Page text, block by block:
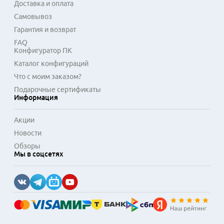
В интернет-магазине Регард широкий ассортимент техники
для кухни. В каталоге вы сможете найти множество
полезных устройств, которые помогут вам в быту.
Доставка и оплата
Самовывоз
Гарантия и возврат
FAQ
Конфигуратор ПК
Каталог конфигураций
Что с моим заказом?
Подарочные сертификаты
Информация
Акции
Новости
Обзоры
Мы в соцсетях